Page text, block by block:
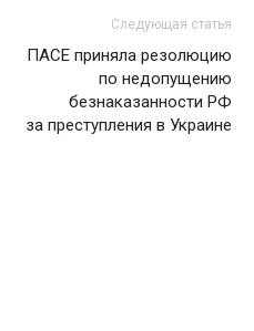
Следующая статья
ПАСЕ приняла резолюцию
по недопущению
безнаказанности РФ
за преступления в Украине